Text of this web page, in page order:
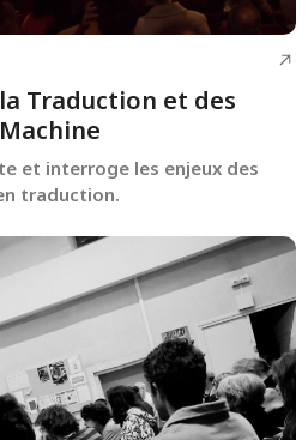
Traduction et des
et interroge les enjeux des
traduction.